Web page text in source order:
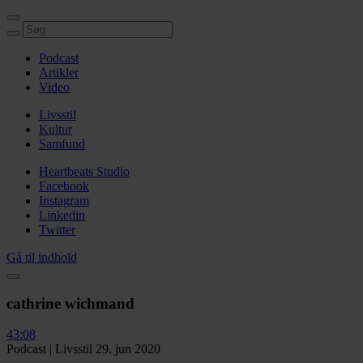
Podcast
Artikler
Video
Livsstil
Kultur
Samfund
Heartbeats Studio
Facebook
Instagram
Linkedin
Twitter
Gå til indhold
cathrine wichmand
43:08
Podcast | Livsstil 29. jun 2020